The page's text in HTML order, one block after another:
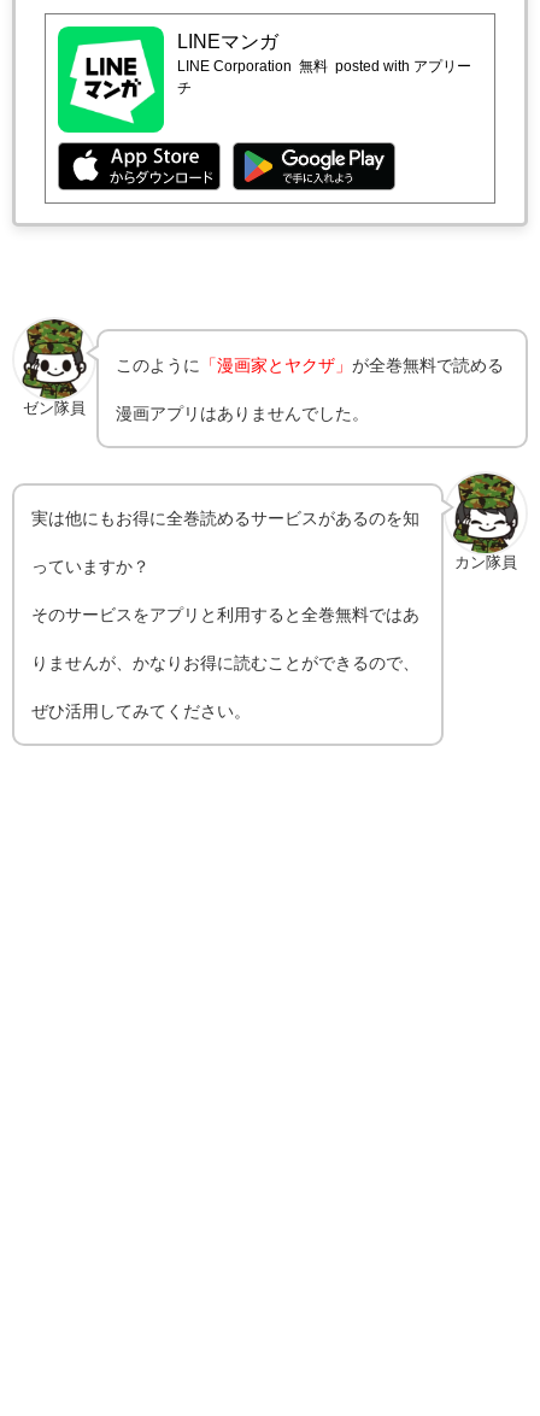
LINEマンガ
LINE Corporation 無料 posted with アプリー
チ
ゼン隊員
このように 「漫画家とヤクザ」が全巻無料で読める
漫画アプリはありませんでした。
カン隊員
実は他にもお得に全巻読めるサービスがあるのを知
っていますか？
そのサービスをアプリと利用すると全巻無料ではあ
りませんが、かなりお得に読むことができるので、
ぜひ活用してみてください。